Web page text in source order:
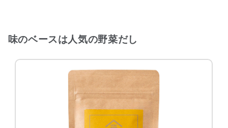
味のベースは人気の野菜だし